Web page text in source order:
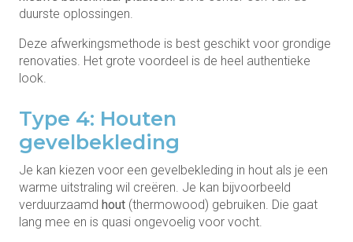
duurste oplossingen.
Deze afwerkingsmethode is best geschikt voor grondige
renovaties. Het grote voordeel is de heel authentieke
look.
Type 4: Houten
gevelbekleding
Je kan kiezen voor een gevelbekleding in hout als je een
warme uitstraling wil creëren. Je kan bijvoorbeeld
verduurzaamd hout (thermowood) gebruiken. Die gaat
lang mee en is quasi ongevoelig voor vocht.